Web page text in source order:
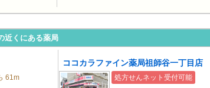
近くにある薬局
61m
ココカラファイン薬局祖師谷一丁目店
処方せんネット受付可能